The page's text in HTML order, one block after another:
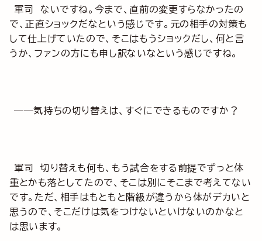
軍司 ないですね。今まで、直前の変更すらなかったの
で、正直ショックだなという感じです。元の相手の対策も
して仕上げていたので、そこはもうショックだし、何と言
うか、ファンの方にも申し訳ないなという感じですね。
──気持ちの切り替えは、すぐにできるものですか？
軍司 切り替えも何も、もう試合をする前提でずっと体
重とかも落としてたので、そこは別にそこまで考えてない
です。ただ、相手はもともと階級が違うから体がデカいと
思うので、そこだけは気をつけないといけないのかなと
は思います。